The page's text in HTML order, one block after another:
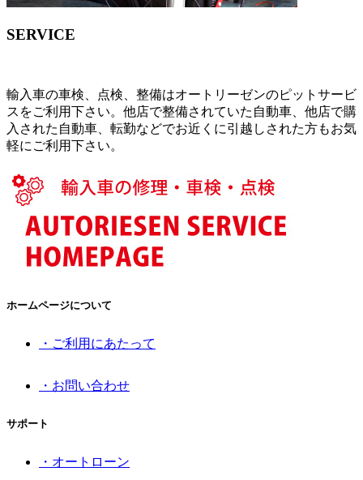
SERVICE
輸入車の車検、点検、整備はオートリーゼンのピットサービ
スをご利用下さい。他店で整備されていた自動車、他店で購
入された自動車、転勤などでお近くに引越しされた方もお気
軽にご利用下さい。
ホームページについて
・ご利用にあたって
・お問い合わせ
サポート
・オートローン